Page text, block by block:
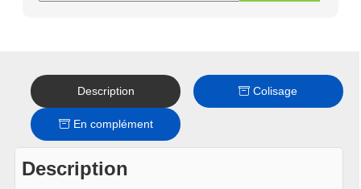
Description Colisage
En complément
Description